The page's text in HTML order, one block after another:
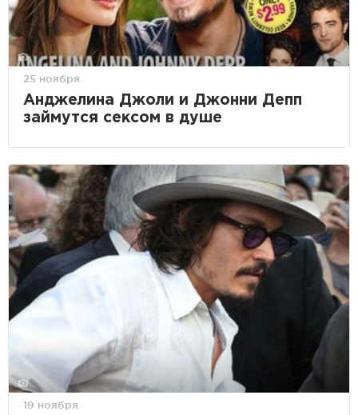
25 ноября
Анджелина Джоли и Джонни Депп
займутся сексом в душе
19 ноября